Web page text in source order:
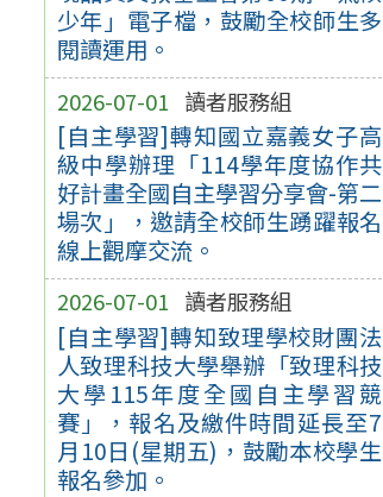
少年」電子檔，鼓勵全校師生多
閱讀運用。
2026-07-01 讀者服務組
[自主學習]轉知國立嘉義女子高
級中學辦理「114學年度協作共
好計畫全國自主學習分享會-第二
場次」，邀請全校師生踴躍報名
線上觀摩交流。
2026-07-01 讀者服務組
[自主學習]轉知致理學校財團法
人致理科技大學舉辦「致理科技
大學115年度全國自主學習競
賽」，報名及繳件時間延長至7
月10日(星期五)，鼓勵本校學生
報名參加。